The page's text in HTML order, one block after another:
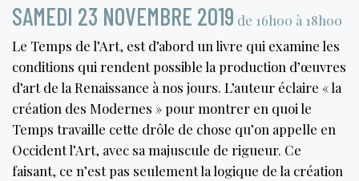
SAMEDI 23 NOVEMBRE 2019 de 16h00 à 18h00
Le Temps de l’Art, est d’abord un livre qui examine les
conditions qui rendent possible la production d’œuvres
d’art de la Renaissance à nos jours. L’auteur éclaire « la
création des Modernes » pour montrer en quoi le
Temps travaille cette drôle de chose qu’on appelle en
Occident l’Art, avec sa majuscule de rigueur. Ce
faisant, ce n’est pas seulement la logique de la création